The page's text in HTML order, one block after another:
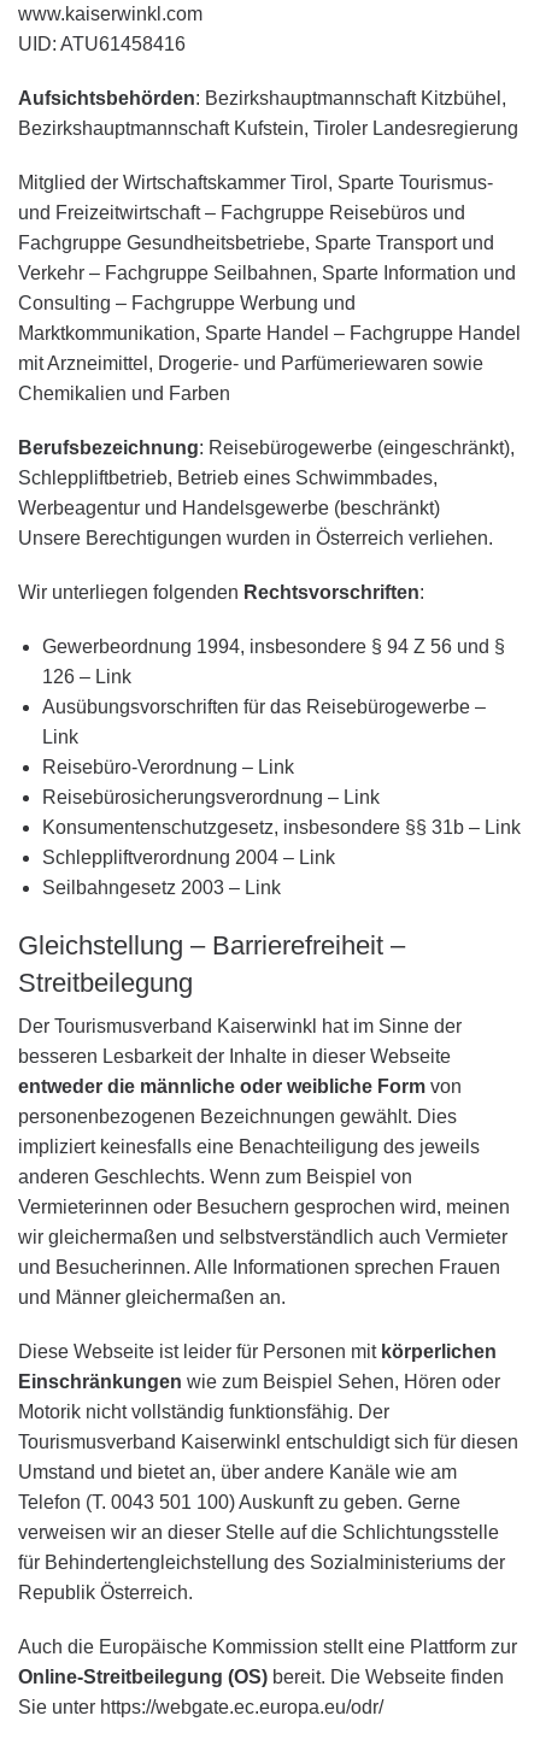
www.kaiserwinkl.com
UID: ATU61458416
Aufsichtsbehörden: Bezirkshauptmannschaft Kitzbühel,
Bezirkshauptmannschaft Kufstein, Tiroler Landesregierung
Mitglied der Wirtschaftskammer Tirol, Sparte Tourismus-
und Freizeitwirtschaft – Fachgruppe Reisebüros und
Fachgruppe Gesundheitsbetriebe, Sparte Transport und
Verkehr – Fachgruppe Seilbahnen, Sparte Information und
Consulting – Fachgruppe Werbung und
Marktkommunikation, Sparte Handel – Fachgruppe Handel
mit Arzneimittel, Drogerie- und Parfümeriewaren sowie
Chemikalien und Farben
Berufsbezeichnung: Reisebürogewerbe (eingeschränkt),
Schleppliftbetrieb, Betrieb eines Schwimmbades,
Werbeagentur und Handelsgewerbe (beschränkt)
Unsere Berechtigungen wurden in Österreich verliehen.
Wir unterliegen folgenden Rechtsvorschriften:
Gewerbeordnung 1994, insbesondere § 94 Z 56 und §
126 – Link
Ausübungsvorschriften für das Reisebürogewerbe –
Link
Reisebüro-Verordnung – Link
Reisebürosicherungsverordnung – Link
Konsumentenschutzgesetz, insbesondere §§ 31b – Link
Schleppliftverordnung 2004 – Link
Seilbahngesetz 2003 – Link
Gleichstellung – Barrierefreiheit –
Streitbeilegung
Der Tourismusverband Kaiserwinkl hat im Sinne der
besseren Lesbarkeit der Inhalte in dieser Webseite
entweder die männliche oder weibliche Form von
personenbezogenen Bezeichnungen gewählt. Dies
impliziert keinesfalls eine Benachteiligung des jeweils
anderen Geschlechts. Wenn zum Beispiel von
Vermieterinnen oder Besuchern gesprochen wird, meinen
wir gleichermaßen und selbstverständlich auch Vermieter
und Besucherinnen. Alle Informationen sprechen Frauen
und Männer gleichermaßen an.
Diese Webseite ist leider für Personen mit körperlichen
Einschränkungen wie zum Beispiel Sehen, Hören oder
Motorik nicht vollständig funktionsfähig. Der
Tourismusverband Kaiserwinkl entschuldigt sich für diesen
Umstand und bietet an, über andere Kanäle wie am
Telefon (T. 0043 501 100) Auskunft zu geben. Gerne
verweisen wir an dieser Stelle auf die Schlichtungsstelle
für Behindertengleichstellung des Sozialministeriums der
Republik Österreich.
Auch die Europäische Kommission stellt eine Plattform zur
Online-Streitbeilegung (OS) bereit. Die Webseite finden
Sie unter https://webgate.ec.europa.eu/odr/